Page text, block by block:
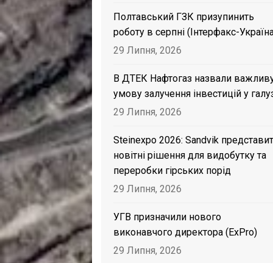
Полтавський ГЗК призупинить
роботу в серпні (Інтерфакс-
29 Липня, 2026
В ДТЕК Нафтогаз назвали
умову залучення інвестицій у
29 Липня, 2026
Steinexpo 2026: Sandvik
новітні рішення для видобутку та
переробки гірських порід
29 Липня, 2026
УГВ призначили нового
виконавчого директора (ExPro)
29 Липня, 2026